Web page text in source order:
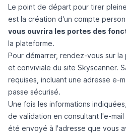
Le point de départ pour tirer
est la création d'un compte
vous ouvrira les portes des
la plateforme.
Pour démarrer, rendez-vous sur
et conviviale du site Skyscanner.
requises, incluant une adresse e-
passe sécurisé.
Une fois les informations
de validation en consultant l'e-
été envoyé à l'adresse que vous